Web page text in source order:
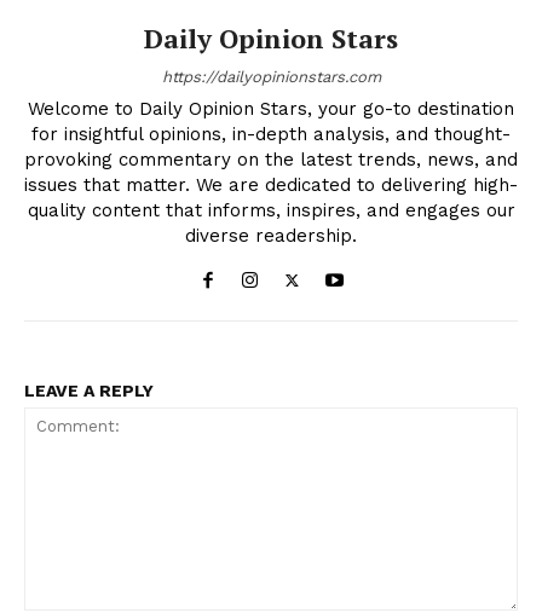
Daily Opinion Stars
https://dailyopinionstars.com
Welcome to Daily Opinion Stars, your go-to destination
for insightful opinions, in-depth analysis, and thought-
provoking commentary on the latest trends, news, and
issues that matter. We are dedicated to delivering high-
quality content that informs, inspires, and engages our
diverse readership.
LEAVE A REPLY